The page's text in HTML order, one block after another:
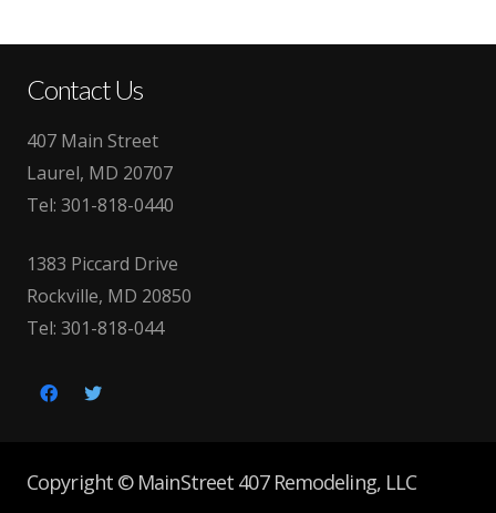
Contact Us
407 Main Street
Laurel, MD 20707
Tel: 301-818-0440
1383 Piccard Drive
Rockville, MD 20850
Tel: 301-818-044
Copyright © MainStreet 407 Remodeling, LLC